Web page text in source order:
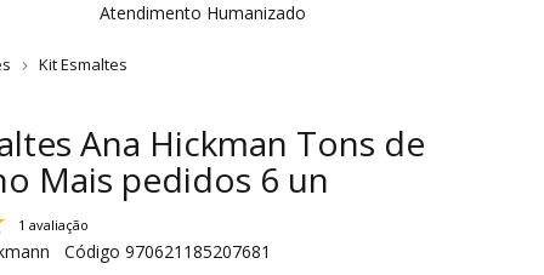
Atendimento Humanizado
Kit Esmaltes
Ana Hickman Tons de
Mais pedidos 6 un
1 avaliação
Código 970621185207681